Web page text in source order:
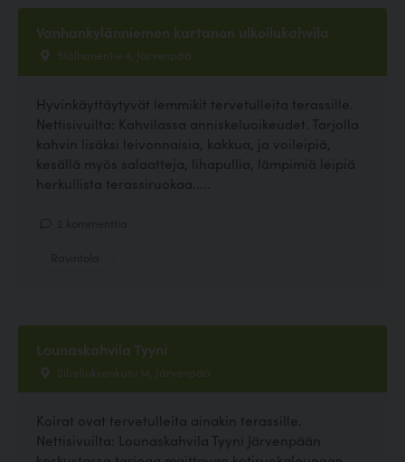
Vanhankylänniemen kartanon ulkoilukahvila
Stålhanentie 4, Järvenpää
Hyvinkäyttäytyvät lemmikit tervetulleita terassille.
Nettisivuilta: Kahvilassa anniskeluoikeudet. Tarjolla
kahvin lisäksi leivonnaisia, kakkua, ja voileipiä,
kesällä myös salaatteja, lihapullia, lämpimiä leipiä
herkullista terassiruokaa.....
Lounaskahvila Tyyni
Sibeliuksenkatu 14, Järvenpää
Koirat ovat tervetulleita ainakin terassille.
Nettisivuilta: Lounaskahvila Tyyni Järvenpään